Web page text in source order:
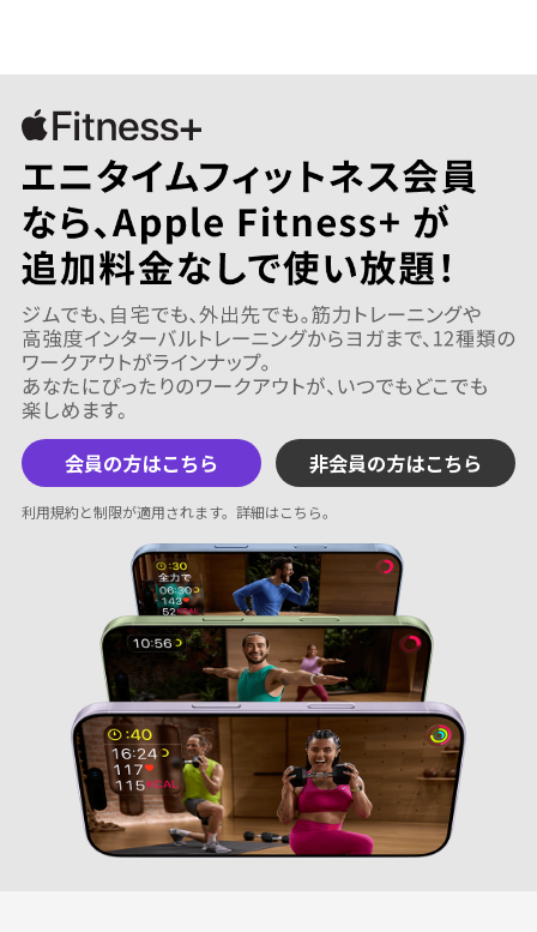
会員の方はこちら 非会員の方はこちら
利用規約と制限が適用されます。 詳細はこちら。